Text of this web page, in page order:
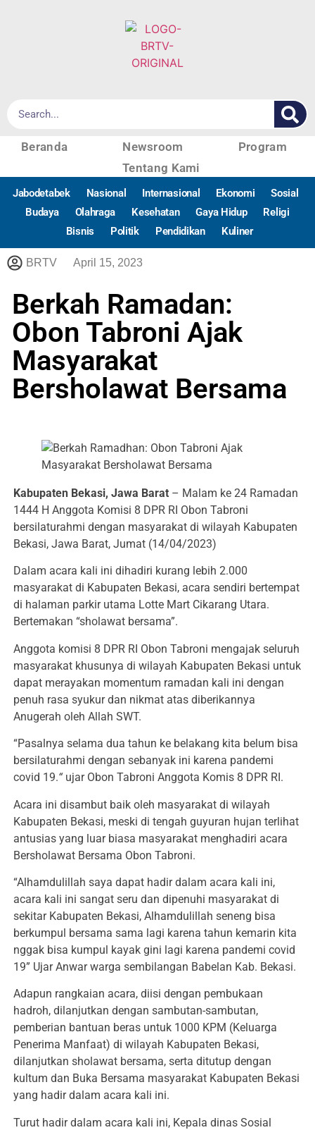
Beranda Newsroom
Program
Tentang Kami
Jabodetabek Nasional Internasional Ekonomi
Sosial
Budaya
Olahraga Kesehatan Gaya Hidup
Religi
Bisnis
Politik Pendidikan Kuliner
BRTV April 15, 2023
Berkah Ramadan:
Obon Tabroni Ajak
Masyarakat
Bersholawat Bersama
Kabupaten Bekasi, Jawa Barat – Malam ke 24 Ramadan
1444 H Anggota Komisi 8 DPR RI Obon Tabroni
bersilaturahmi dengan masyarakat di wilayah Kabupaten
Bekasi, Jawa Barat, Jumat (14/04/2023)
Dalam acara kali ini dihadiri kurang lebih 2.000
masyarakat di Kabupaten Bekasi, acara sendiri bertempat
di halaman parkir utama Lotte Mart Cikarang Utara.
Bertemakan “sholawat bersama”.
Anggota komisi 8 DPR RI Obon Tabroni mengajak seluruh
masyarakat khusunya di wilayah Kabupaten Bekasi untuk
dapat merayakan momentum ramadan kali ini dengan
penuh rasa syukur dan nikmat atas diberikannya
Anugerah oleh Allah SWT.
“Pasalnya selama dua tahun ke belakang kita belum bisa
bersilaturahmi dengan sebanyak ini karena pandemi
covid 19.“ ujar Obon Tabroni Anggota Komis 8 DPR RI.
Acara ini disambut baik oleh masyarakat di wilayah
Kabupaten Bekasi, meski di tengah guyuran hujan terlihat
antusias yang luar biasa masyarakat menghadiri acara
Bersholawat Bersama Obon Tabroni.
“Alhamdulillah saya dapat hadir dalam acara kali ini,
acara kali ini sangat seru dan dipenuhi masyarakat di
sekitar Kabupaten Bekasi, Alhamdulillah seneng bisa
berkumpul bersama sama lagi karena tahun kemarin kita
nggak bisa kumpul kayak gini lagi karena pandemi covid
19” Ujar Anwar warga sembilangan Babelan Kab. Bekasi.
Adapun rangkaian acara, diisi dengan pembukaan
hadroh, dilanjutkan dengan sambutan-sambutan,
pemberian bantuan beras untuk 1000 KPM (Keluarga
Penerima Manfaat) di wilayah Kabupaten Bekasi,
dilanjutkan sholawat bersama, serta ditutup dengan
kultum dan Buka Bersama masyarakat Kabupaten Bekasi
yang hadir dalam acara kali ini.
Turut hadir dalam acara kali ini, Kepala dinas Sosial